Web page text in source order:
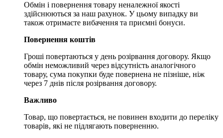
Обмін і повернення товару неналежної якості
здійснюються за наш рахунок. У цьому випадку ви
також отримаєте вибачення та приємні бонуси.
Повернення коштів
Гроші повертаються у день розірвання договору. Якщо
обмін неможливий через відсутність аналогічного
товару, сума покупки буде повернена не пізніше, ніж
через 7 днів після розірвання договору.
Важливо
Товар, що повертається, не повинен входити до переліку
товарів, які не підлягають поверненню.